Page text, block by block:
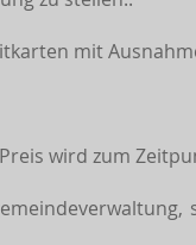
mit
wird zum